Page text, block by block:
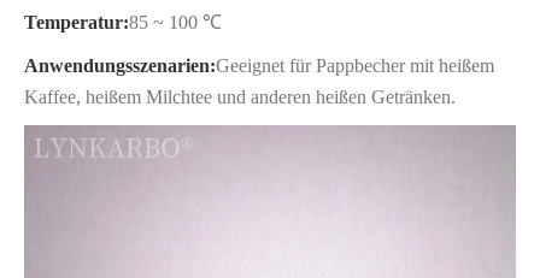
Temperatur:85 ~ 100 ℃
Anwendungsszenarien:Geeignet für Pappbecher mit heißem
Kaffee, heißem Milchtee und anderen heißen Getränken.